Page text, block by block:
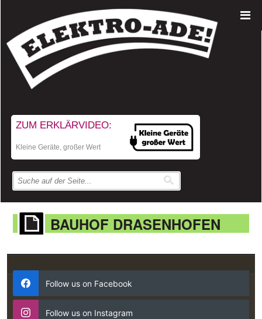
ZUM ERKLÄRVIDEO:
Kleine Geräte, großer Wert
BAUHOF DRASENHOFEN
Follow us on Facebook
Follow us on Instagram